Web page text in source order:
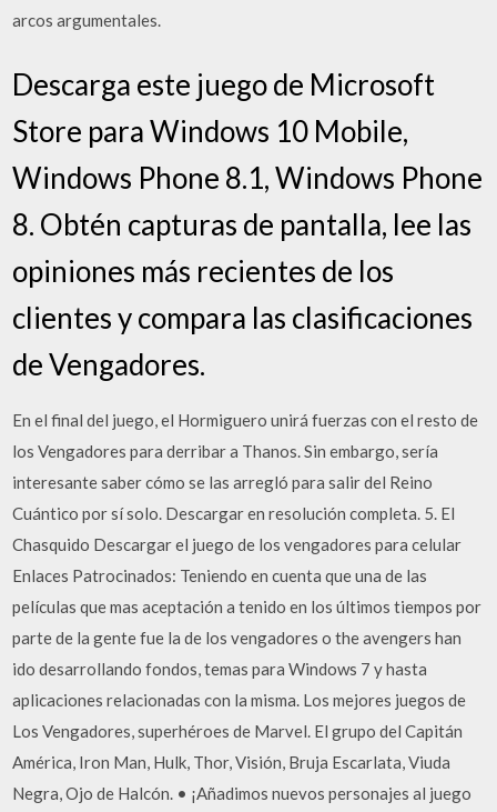
arcos argumentales.
Descarga este juego de Microsoft
Store para Windows 10 Mobile,
Windows Phone 8.1, Windows Phone
8. Obtén capturas de pantalla, lee las
opiniones más recientes de los
clientes y compara las clasificaciones
de Vengadores.
En el final del juego, el Hormiguero unirá fuerzas con el resto de
los Vengadores para derribar a Thanos. Sin embargo, sería
interesante saber cómo se las arregló para salir del Reino
Cuántico por sí solo. Descargar en resolución completa. 5. El
Chasquido Descargar el juego de los vengadores para celular
Enlaces Patrocinados: Teniendo en cuenta que una de las
películas que mas aceptación a tenido en los últimos tiempos por
parte de la gente fue la de los vengadores o the avengers han
ido desarrollando fondos, temas para Windows 7 y hasta
aplicaciones relacionadas con la misma. Los mejores juegos de
Los Vengadores, superhéroes de Marvel. El grupo del Capitán
América, Iron Man, Hulk, Thor, Visión, Bruja Escarlata, Viuda
Negra, Ojo de Halcón. • ¡Añadimos nuevos personajes al juego